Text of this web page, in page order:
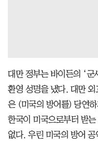
대만 정부는 바이든의 ‘군
환영 성명을 냈다. 대만
은 (미국의 방어를) 당연
한국이 미국으로부터 받
없다. 우린 미국의 방어